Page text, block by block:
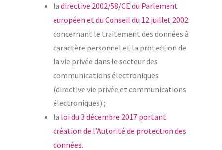
la directive 2002/58/CE du Parlement
européen et du Conseil du 12 juillet 2002
concernant le traitement des données à
caractère personnel et la protection de
la vie privée dans le secteur des
communications électroniques
(directive vie privée et communications
électroniques) ;
la loi du 3 décembre 2017 portant
création de l’Autorité de protection des
données.